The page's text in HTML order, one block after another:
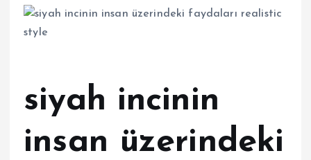
siyah incinin
insan üzerindeki